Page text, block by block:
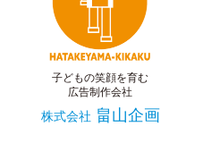
子どもの笑顔を育む
広告制作会社
株式会社 畠山企画